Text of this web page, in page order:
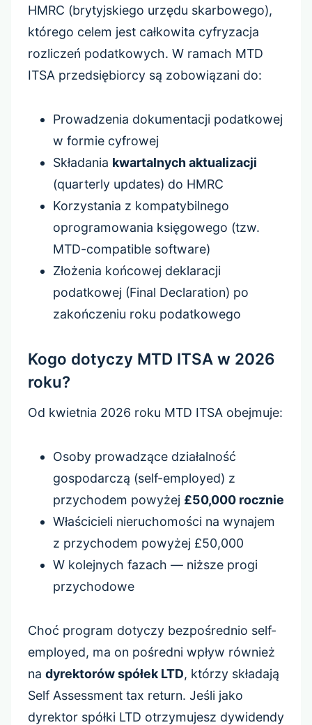
HMRC (brytyjskiego urzędu skarbowego),
którego celem jest całkowita cyfryzacja
rozliczeń podatkowych. W ramach MTD
ITSA przedsiębiorcy są zobowiązani do:
Prowadzenia dokumentacji podatkowej
w formie cyfrowej
Składania kwartalnych aktualizacji
(quarterly updates) do HMRC
Korzystania z kompatybilnego
oprogramowania księgowego (tzw.
MTD-compatible software)
Złożenia końcowej deklaracji
podatkowej (Final Declaration) po
zakończeniu roku podatkowego
Kogo dotyczy MTD ITSA w 2026
roku?
Od kwietnia 2026 roku MTD ITSA obejmuje:
Osoby prowadzące działalność
gospodarczą (self-employed) z
przychodem powyżej £50,000 rocznie
Właścicieli nieruchomości na wynajem
z przychodem powyżej £50,000
W kolejnych fazach — niższe progi
przychodowe
Choć program dotyczy bezpośrednio self-
employed, ma on pośredni wpływ również
na dyrektorów spółek LTD, którzy składają
Self Assessment tax return. Jeśli jako
dyrektor spółki LTD otrzymujesz dywidendy